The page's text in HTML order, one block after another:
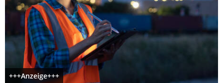
+++Anzeige+++